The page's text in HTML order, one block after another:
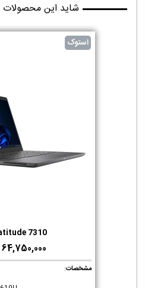
شاید این محصولات
استوک
7310
64,750,000 تومان
مشخصات: